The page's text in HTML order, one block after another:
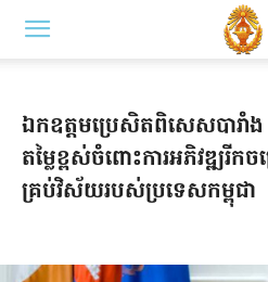
ឯកឧត្តមប្រេសិតពិសេសបារាំ
តម្លៃខ្ពស់ចំពោះការអភិវឌ្ឍរី
គ្រប់វិស័យរបស់ប្រទេសកម្ពុជា